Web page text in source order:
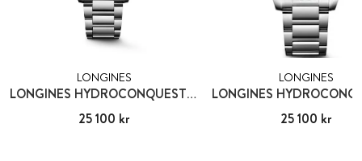
LONGINES
LONGINES HYDROCONQUEST 39 MM
Pris:25 100 kr
25 100 kr
LONGINES
Pris:25 100 kr
25 100 kr